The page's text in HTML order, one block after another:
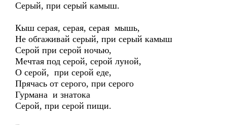
Серый, при серый камыш.
Кыш серая, серая, серая мышь,
Не обгаживай серый, при серый камыш
Серой при серой ночью,
Мечтая под серой, серой луной,
О серой, при серой еде,
Прячась от серого, при серого
Гурмана и знатока
Серой, при серой пищи.